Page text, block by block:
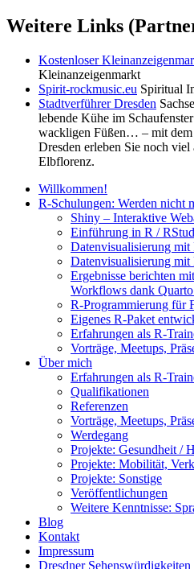
Weitere Links
Kostenloser
Kleinanzeigenmarkt
Spirit-rockmusic.eu Spiritual
Stadtverführer Dresden
lebende Kühe im
wackligen Füßen… – mit dem
Dresden erleben Sie noch viel
Elbflorenz.
Willkommen!
R-Schulungen: Werden nicht
Shiny – Interaktive
Einführung in R /
Datenvisualisierung mit
Datenvisualisierung
Ergebnisse berichten
Workflows dank
R-Programmierung für
Eigenes R-Paket
Erfahrungen als R-
Vorträge, Meetups,
Über mich
Erfahrungen als R-
Qualifikationen
Referenzen
Vorträge, Meetups,
Werdegang
Projekte: Gesundheit /
Projekte: Mobilität,
Projekte: Sonstige
Veröffentlichungen
Weitere Kenntnisse:
Blog
Kontakt
Impressum
Dresdner